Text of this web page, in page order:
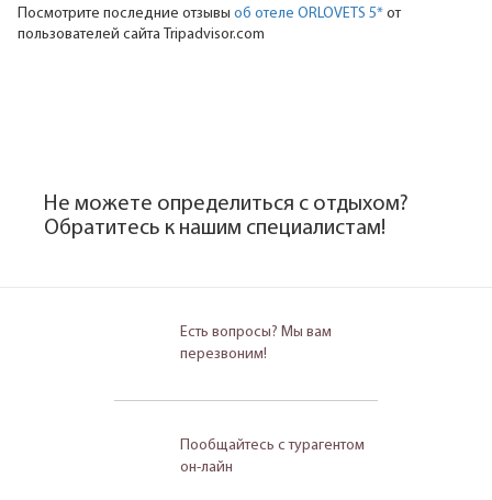
Посмотрите последние отзывы об отеле ORLOVETS 5* от
пользователей сайта Tripadvisor.com
Не можете определиться с отдыхом?
Обратитесь к нашим специалистам!
Есть вопросы? Мы вам
перезвоним!
Пообщайтесь с турагентом
он-лайн